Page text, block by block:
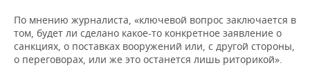
По мнению журналиста, «ключевой вопрос заключается в
том, будет ли сделано какое-то конкретное заявление о
санкциях, о поставках вооружений или, с другой стороны,
о переговорах, или же это останется лишь риторикой».